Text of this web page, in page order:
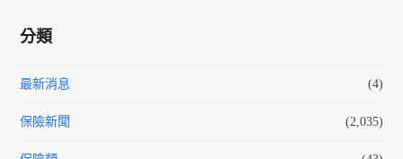
分類
最新消息 (4)
保險新聞 (2,035)